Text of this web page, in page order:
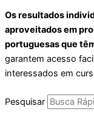
Os resultados
aproveitados em
portuguesas que
garantem acesso
interessados em
Pesquisar